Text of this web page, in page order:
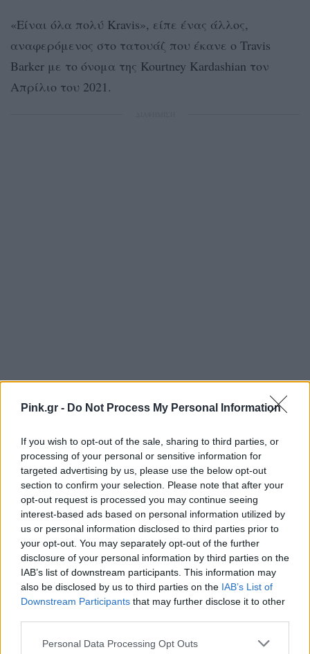
Pink.gr - Do Not Process My Personal Information
If you wish to opt-out of the sale, sharing to third parties, or
processing of your personal or sensitive information for
targeted advertising by us, please use the below opt-out
section to confirm your selection. Please note that after your
opt-out request is processed you may continue seeing
interest-based ads based on personal information utilized by
us or personal information disclosed to third parties prior to
your opt-out. You may separately opt-out of the further
disclosure of your personal information by third parties on the
IAB’s list of downstream participants. This information may
also be disclosed by us to third parties on the IAB’s List of
Downstream Participants that may further disclose it to other
Personal Data Processing Opt Outs
«Είναι όλα πολύ Kravis», είπε ένας άλλος,
αναφερόμενος στο τατουάζ που έκανε ο Travis
Barker με το όνομα της Kourtney Kardashian τον
Απρίλιο του 2021.
Ακολουθήστε το Pink.gr στοGoogle Newsκαι
μάθετε πρώτοιτα πιο hot νέα.
Ακολουθήστε το Pink.gr και στοInstagram
ΔΙΑΦΗΜΙΣΗ